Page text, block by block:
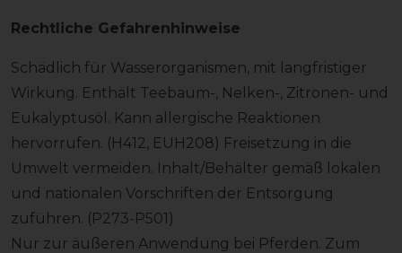
Rechtliche Gefahrenhinweise
Schädlich für Wasserorganismen, mit langfristiger
Wirkung. Enthält Teebaum-, Nelken-, Zitronen- und
Eukalyptusöl. Kann allergische Reaktionen
hervorrufen. (H412, EUH208) Freisetzung in die
Umwelt vermeiden. Inhalt/Behälter gemäß lokalen
und nationalen Vorschriften der Entsorgung
zuführen. (P273-P501)
Nur zur äußeren Anwendung bei Pferden. Zum